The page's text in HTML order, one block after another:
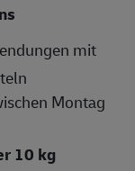
mit
Montag
10 kg